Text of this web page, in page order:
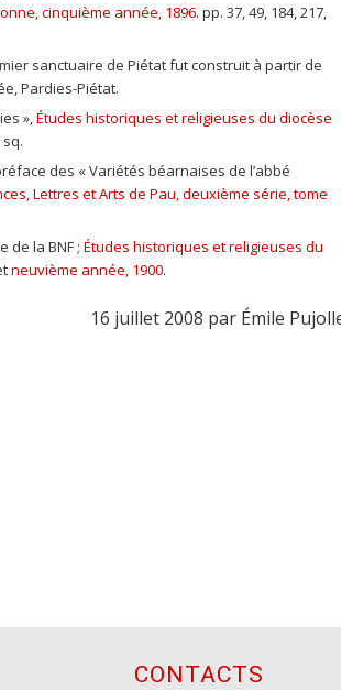
cinquième année, 1896. pp. 37, 49, 184, 217,
sanctuaire de Piétat fut construit à partir de
Pardies-Piétat.
»,Études historiques et religieuses du diocèse
sq.
des « Variétés béarnaises de l’abbé
Lettres et Arts de Pau, deuxième série, tome
de la BNF ; Études historiques et religieuses du
neuvième année, 1900.
16 juillet 2008 par Émile
CONTACTS